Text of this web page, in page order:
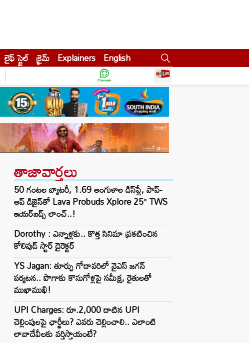
లైఫ్ స్టైల్ క్రైమ్ Explainers English
తాజావార్తలు
50 గంటల బ్యాటరీ, 1.69 అంగుళాల డిస్‌ప్లే, పాప్-
అప్ డిజైన్‌తో Lava Probuds Xplore 25° TWS
ఇయర్‌బడ్స్ లాంచ్..!
Dorothy : ఎన్నాళ్లకు.. కొత్త సినిమా ప్రకటించిన
కోలివుడ్ స్టార్ డైరెక్టర్
YS Jagan: తూర్పు గోదావరిలో వైఎస్ జగన్
పర్యటన.. పొగాకు కొనుగోళ్లపై సమీక్ష, రైతులతో
ముఖాముఖి!
UPI Charges: రూ.2,000 దాటిన UPI
చెల్లింపులపై ఛార్జీలు? ఎవరు చెల్లించాలి.. ఎలాంటి
లావాదేవీలకు వర్తిస్తాయంటే?